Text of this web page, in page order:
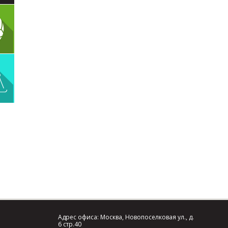
Адрес офиса: Москва, Новопоселковая ул., д.
6 стр.40